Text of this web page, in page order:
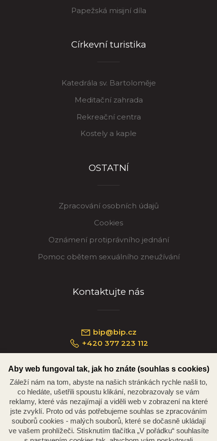
Papežská misijní díla
Církevní turistika
Katedrála sv. Bartoloměje
Meditační zahrada
Rekreační centra
Kostely a kaple
OSTATNÍ
Zpracování osobních údajů
Cookies
Oznámení protiprávního jednání
Pomoc obětem sexuálního zneužívání
Kontaktujte nás
bip@bip.cz
+420 377 223 112
Náměstí Republiky 234/35, 301 00 Plzeň
Aby web fungoval tak, jak ho znáte (souhlas s cookies)
Záleží nám na tom, abyste na našich stránkách rychle našli to,
co hledáte, ušetřili spoustu klikání, nezobrazovaly se vám
reklamy, které vás nezajímají a viděli web v zobrazení na které
jste zvyklí. Proto od vás potřebujeme souhlas se zpracováním
souborů cookies - malých souborů, které se dočasně ukládají
ve vašem prohlížeči. Stisknutím tlačítka „V pořádku“ souhlasíte